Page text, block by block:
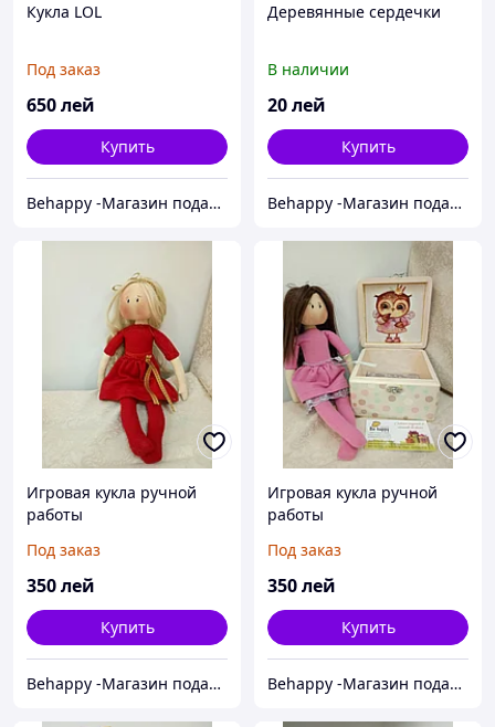
Кукла LOL
Под заказ
650лей
Купить
Behappy -Магазин подарков ручной работы
Деревянные сердечки
В наличии
20лей
Купить
Behappy -Магазин подарков ручной работы
Игровая кукла ручной
работы
Под заказ
350лей
Купить
Behappy -Магазин подарков ручной работы
Игровая кукла ручной
работы
Под заказ
350лей
Купить
Behappy -Магазин подарков ручной работы